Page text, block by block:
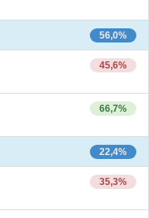
56,0%
45,6%
66,7%
22,4%
35,3%